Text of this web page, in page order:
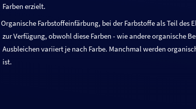
Farben erzielt.
Organische Farbstoffeinfärbung, bei der Farbstoffe als Teil des
zur Verfügung, obwohl diese Farben - wie andere organische
Ausbleichen variiert je nach Farbe. Manchmal werden
ist.